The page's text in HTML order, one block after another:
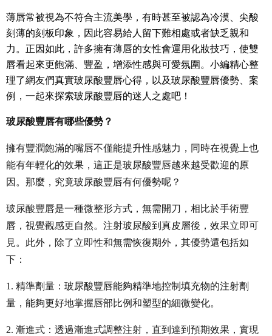
薄唇常被視為不符合主流美學，有時甚至被認為冷漠、尖酸
刻薄的刻板印象，因此容易給人留下難相處或者缺乏親和
力。正因如此，許多擁有薄唇的女性會運用化妝技巧，使雙
唇看起來更飽滿、豐盈，增添性感與可愛氛圍。小編精心整
理了網友們真實玻尿酸豐唇心得，以及玻尿酸豐唇優勢、案
例，一起來探索玻尿酸豐唇的迷人之處吧！
玻尿酸豐唇有哪些優勢？
擁有豐潤飽滿的嘴唇不僅能提升性感魅力，同時在視覺上也
能有年輕化的效果，這正是玻尿酸豐唇越來越受歡迎的原
因。那麼，究竟玻尿酸豐唇有何優勢呢？
玻尿酸豐唇是一種微整形方式，無需開刀，相比於手術豐
唇，視覺觀感更自然。注射玻尿酸到真皮層後，效果立即可
見。此外，除了立即性和無需恢復期外，其優勢還包括如
下：
1. 精準劑量：玻尿酸豐唇能夠精準地控制填充物的注射劑
量，能夠更好地掌握唇部比例和塑型的細微變化。
2. 漸進式：透過漸進式調整注射，直到達到預期效果，實現